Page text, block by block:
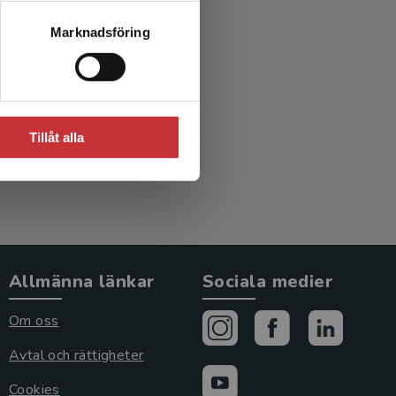
Marknadsföring
Tillåt alla
Allmänna länkar
Om oss
Avtal och rättigheter
Cookies
Sociala medier